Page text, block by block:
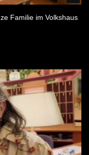
Familie im Volkshaus